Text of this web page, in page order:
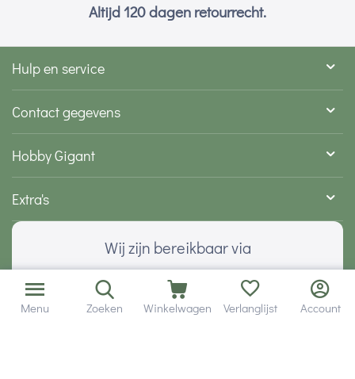
Altijd 120 dagen retourrecht.
Hulp en service
Contact gegevens
Hobby Gigant
Extra's
Wij zijn bereikbaar via
Menu Zoeken Winkelwagen Verlanglijst Account